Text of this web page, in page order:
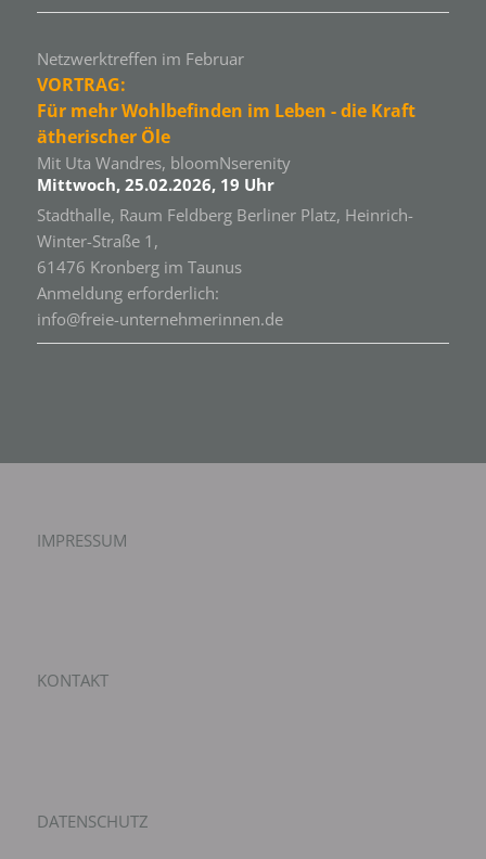
Netzwerktreffen im Februar
VORTRAG:
Für mehr Wohlbefinden im Leben - die Kraft
ätherischer Öle
Mit Uta Wandres, bloomNserenity
Mittwoch, 25.02.2026, 19 Uhr
Stadthalle, Raum Feldberg Berliner Platz, Heinrich-
Winter-Straße 1,
61476 Kronberg im Taunus
Anmeldung erforderlich:
info@freie-unternehmerinnen.de
IMPRESSUM
KONTAKT
DATENSCHUTZ